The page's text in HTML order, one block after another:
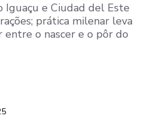
Iguaçu e Ciudad del Este
prática milenar leva
entre o nascer e o pôr do